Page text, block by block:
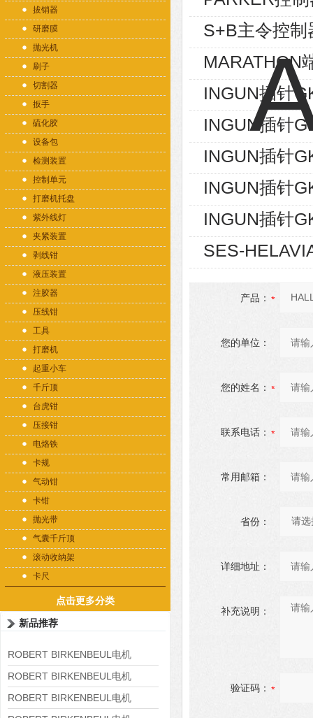
拔销器
研磨膜
抛光机
刷子
切割器
扳手
硫化胶
设备包
检测装置
控制单元
打磨机托盘
紫外线灯
夹紧装置
剥线钳
液压装置
注胶器
压线钳
工具
打磨机
起重小车
千斤顶
台虎钳
压接钳
电烙铁
卡规
气动钳
卡钳
抛光带
气囊千斤顶
滚动收纳架
卡尺
点击更多分类
新品推荐
ROBERT BIRKENBEUL电机
8APE225M-4-IE3
ROBERT BIRKENBEUL电机
8APE180L-4 IE3
ROBERT BIRKENBEUL电机
S+B主令控
MARATHON
INGUN插针
INGUN插针
INGUN插针
INGUN插针
INGUN插针
SES-
产品：
您的单位：
您的姓名：
联系电话：
常用邮箱：
省份：
详细地址：
补充说明：
验证码：